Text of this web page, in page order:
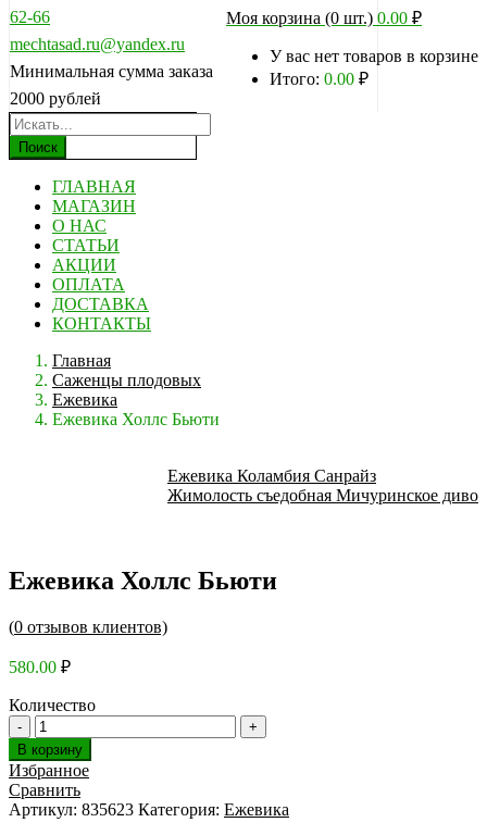
Моя корзина (0 шт.) 0.00 ₽
У вас нет товаров в корзине
Итого: 0.00 ₽
62-66
mechtasad.ru@yandex.ru
Минимальная сумма заказа
2000 рублей
Поиск
ГЛАВНАЯ
МАГАЗИН
О НАС
СТАТЬИ
АКЦИИ
ОПЛАТА
ДОСТАВКА
КОНТАКТЫ
Главная
Саженцы плодовых
Ежевика
Ежевика Холлс Бьюти
Ежевика Коламбия Санрайз
Жимолость съедобная Мичуринское диво
Ежевика Холлс Бьюти
(0 отзывов клиентов)
580.00 ₽
Количество
В корзину
Избранное
Сравнить
Артикул: 835623 Категория: Ежевика